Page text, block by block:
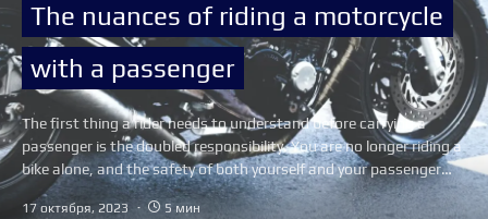
The nuances of riding a motorcycle
with a passenger
The first thing a rider needs to understand before carrying a
passenger is the doubled responsibility. You are no longer riding a
bike alone, and the safety of both yourself and your passenger…
17 октября, 2023 5 мин